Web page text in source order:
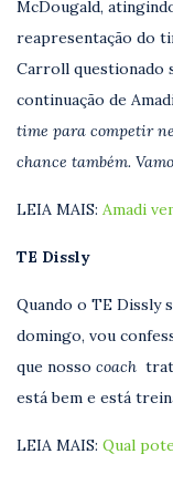
McDougald,
reapresentação do
Carroll questionado
continuação de
time para competir
chance também.
LEIA MAIS: Amadi
TE Dissly
Quando o TE Dissly
domingo, vou
que nosso coach
está bem e está
LEIA MAIS: Qual